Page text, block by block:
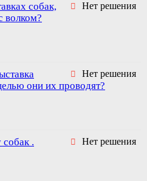
Нет решения
собак,
волком?
Нет решения
они их проводят?
Нет решения
.